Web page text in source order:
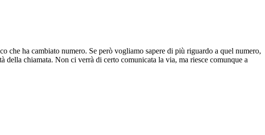
che ha cambiato numero. Se però vogliamo sapere di più riguardo a quel numero,
della chiamata. Non ci verrà di certo comunicata la via, ma riesce comunque a